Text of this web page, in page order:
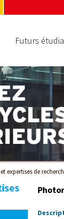
Futurs
expertises de